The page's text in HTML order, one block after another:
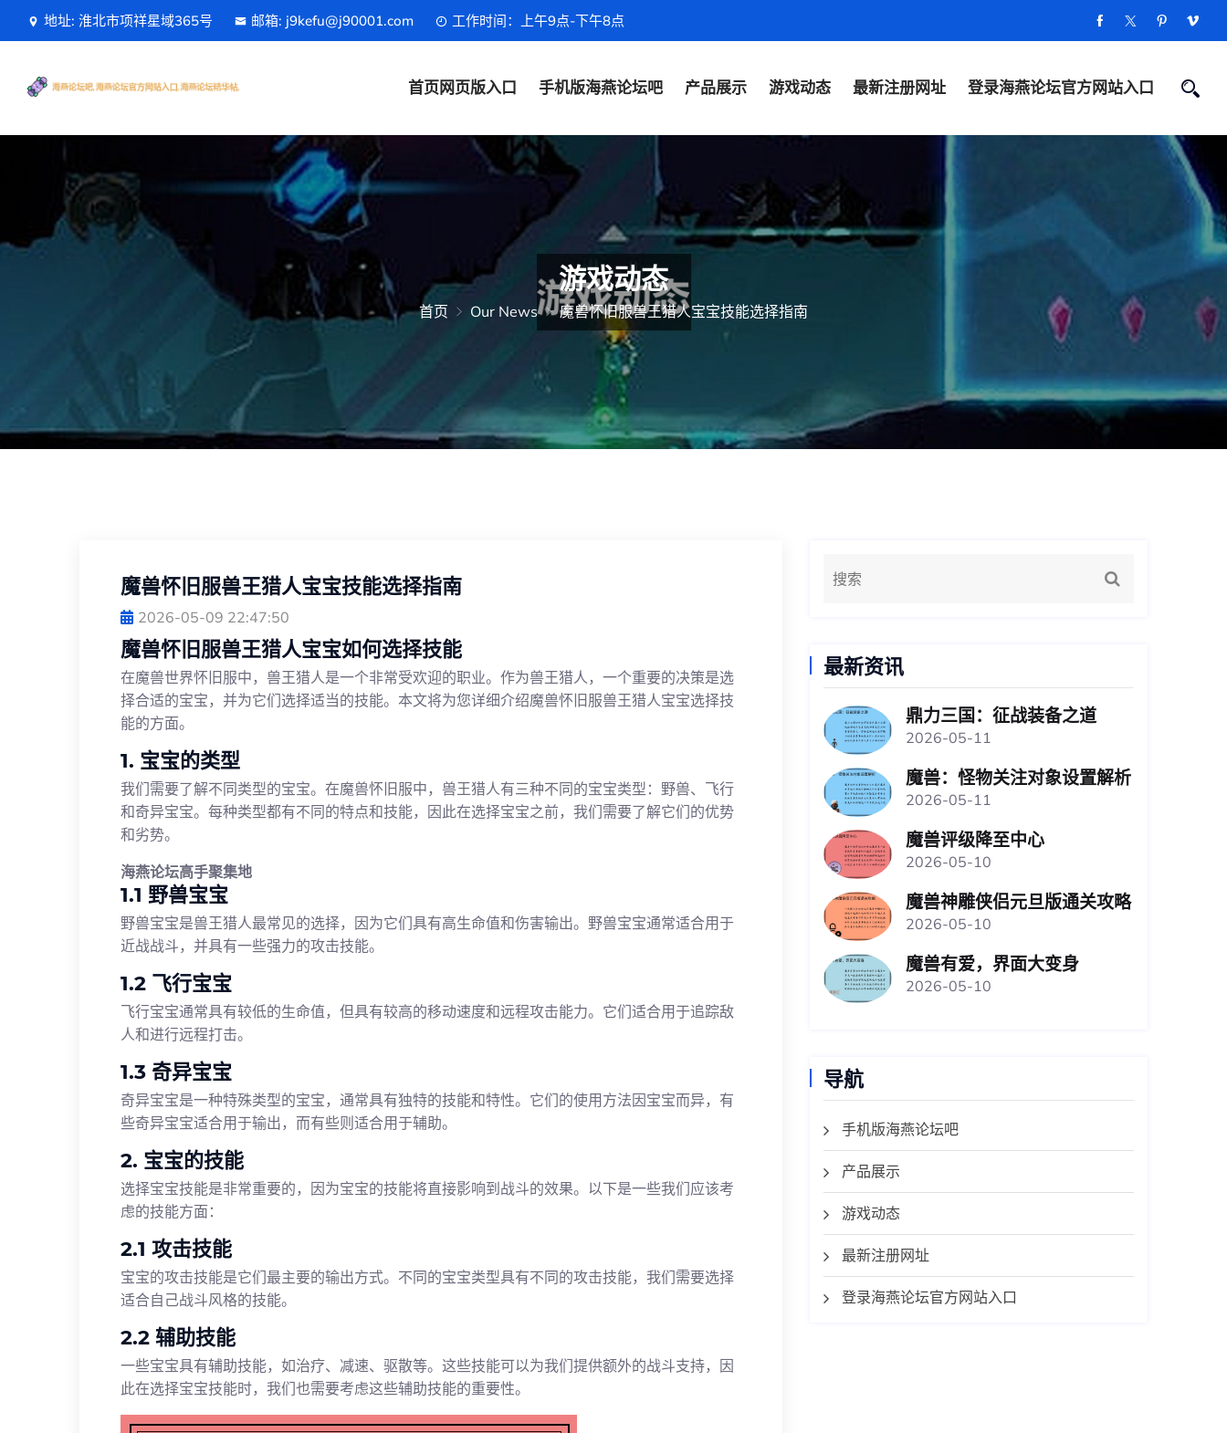
地址: 淮北市项祥星域365号 邮箱: j9kefu@j90001.com 工作时间：上午9点-下午8点
首页网页版入口 手机版海燕论坛吧 产品展示 游戏动态 最新注册网址 登录海燕论坛官方网站入口
游戏动态
首页 Our News 魔兽怀旧服兽王猎人宝宝技能选择指南
魔兽怀旧服兽王猎人宝宝技能选择指南
2026-05-09 22:47:50
魔兽怀旧服兽王猎人宝宝如何选择技能
在魔兽世界怀旧服中，兽王猎人是一个非常受欢迎的职业。作为兽王猎人，一个重要的决策是选
择合适的宝宝，并为它们选择适当的技能。本文将为您详细介绍魔兽怀旧服兽王猎人宝宝选择技
能的方面。
1. 宝宝的类型
我们需要了解不同类型的宝宝。在魔兽怀旧服中，兽王猎人有三种不同的宝宝类型：野兽、飞行
和奇异宝宝。每种类型都有不同的特点和技能，因此在选择宝宝之前，我们需要了解它们的优势
和劣势。
海燕论坛高手聚集地
1.1 野兽宝宝
野兽宝宝是兽王猎人最常见的选择，因为它们具有高生命值和伤害输出。野兽宝宝通常适合用于
近战战斗，并具有一些强力的攻击技能。
1.2 飞行宝宝
飞行宝宝通常具有较低的生命值，但具有较高的移动速度和远程攻击能力。它们适合用于追踪敌
人和进行远程打击。
1.3 奇异宝宝
奇异宝宝是一种特殊类型的宝宝，通常具有独特的技能和特性。它们的使用方法因宝宝而异，有
些奇异宝宝适合用于输出，而有些则适合用于辅助。
2. 宝宝的技能
选择宝宝技能是非常重要的，因为宝宝的技能将直接影响到战斗的效果。以下是一些我们应该考
虑的技能方面：
2.1 攻击技能
宝宝的攻击技能是它们最主要的输出方式。不同的宝宝类型具有不同的攻击技能，我们需要选择
适合自己战斗风格的技能。
2.2 辅助技能
一些宝宝具有辅助技能，如治疗、减速、驱散等。这些技能可以为我们提供额外的战斗支持，因
此在选择宝宝技能时，我们也需要考虑这些辅助技能的重要性。
最新资讯
鼎力三国：征战装备之道
2026-05-11
魔兽：怪物关注对象设置解析
2026-05-11
魔兽评级降至中心
2026-05-10
魔兽神雕侠侣元旦版通关攻略
2026-05-10
魔兽有爱，界面大变身
2026-05-10
导航
手机版海燕论坛吧
产品展示
游戏动态
最新注册网址
登录海燕论坛官方网站入口